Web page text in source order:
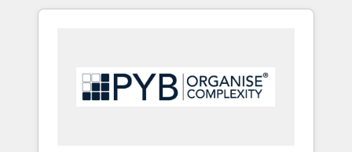
Hubs. - Ongoing optimization, managed
optimisation), and HubSpot Content Hub
services and industrial sectors. Offices in
Johannesburg, Cape Town, Dubai & London.